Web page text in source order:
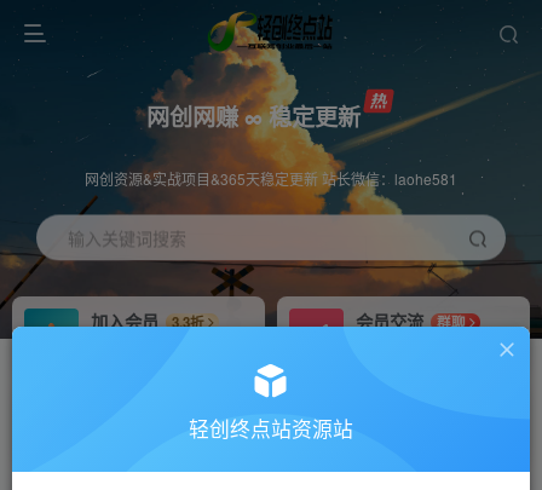
网创网赚 ∞ 稳定更新
网创资源&实战项目&365天稳定更新 站长微信：laohe581
输入关键词搜索
加入会员
3.3折
会员交流
群聊
推广返佣高达70%轻创终点站资源站